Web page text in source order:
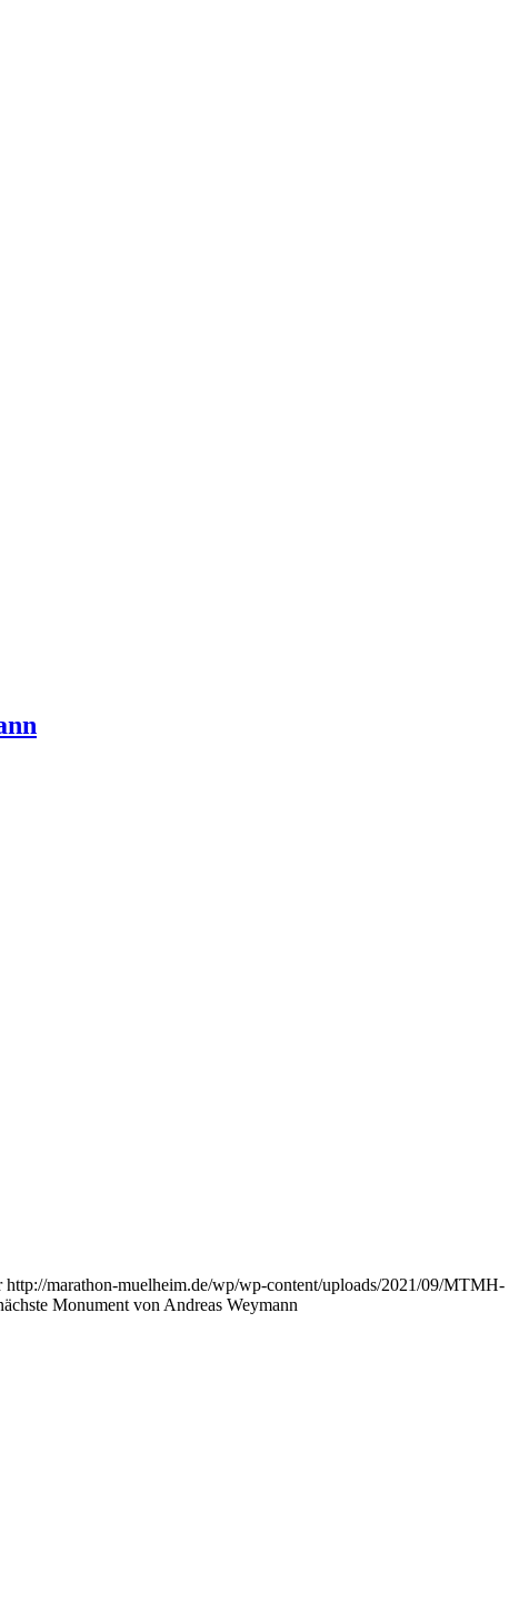
http://marathon-muelheim.de/wp/wp-content/uploads/2021/09/MTMH-
Monument von Andreas Weymann